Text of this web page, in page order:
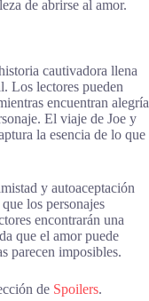
de abrirse al amor.
cautivadora llena
Los lectores pueden
encuentran alegría
El viaje de Joe y
la esencia de lo que
y autoaceptación
los personajes
encontrarán una
que el amor puede
parecen imposibles.
de Spoilers.